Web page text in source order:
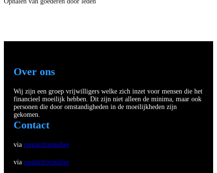
Over ons
Wij zijn een groep vrijwilligers welke zich inzet voor mensen die het
financieel moeilijk hebben. Dit zijn niet alleen de minima, maar ook
personen die door omstandigheden in de moeilijkheden zijn
gekomen.
Contact
via contactformulier
via contactformulier